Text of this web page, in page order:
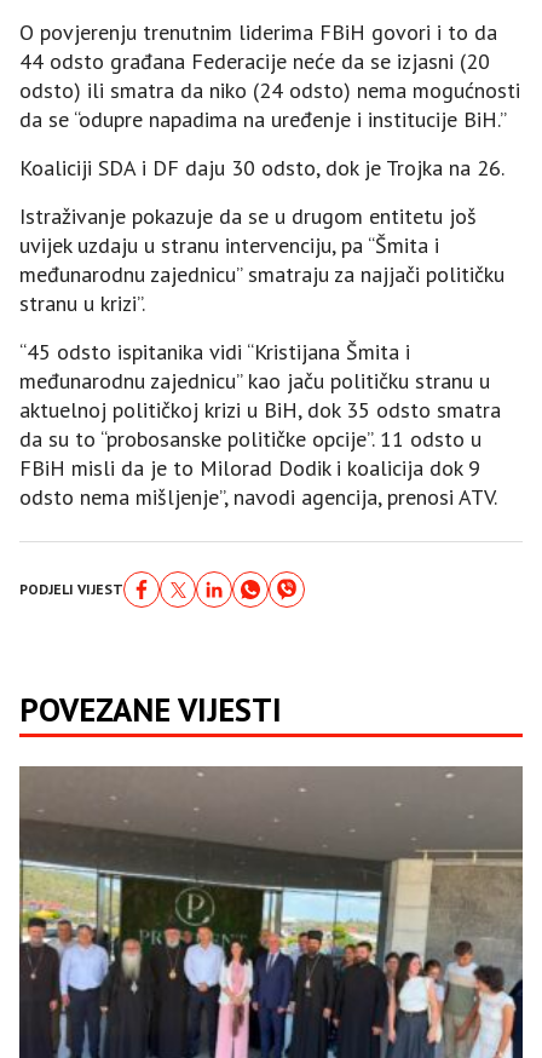
O povjerenju trenutnim liderima FBiH govori i to da
44 odsto građana Federacije neće da se izjasni (20
odsto) ili smatra da niko (24 odsto) nema mogućnosti
da se “odupre napadima na uređenje i institucije BiH.”
Koaliciji SDA i DF daju 30 odsto, dok je Trojka na 26.
Istraživanje pokazuje da se u drugom entitetu još
uvijek uzdaju u stranu intervenciju, pa “Šmita i
međunarodnu zajednicu” smatraju za najjači političku
stranu u krizi”.
“45 odsto ispitanika vidi “Kristijana Šmita i
međunarodnu zajednicu” kao jaču političku stranu u
aktuelnoj političkoj krizi u BiH, dok 35 odsto smatra
da su to “probosanske političke opcije”. 11 odsto u
FBiH misli da je to Milorad Dodik i koalicija dok 9
odsto nema mišljenje”, navodi agencija, prenosi ATV.
PODJELI VIJEST
POVEZANE VIJESTI